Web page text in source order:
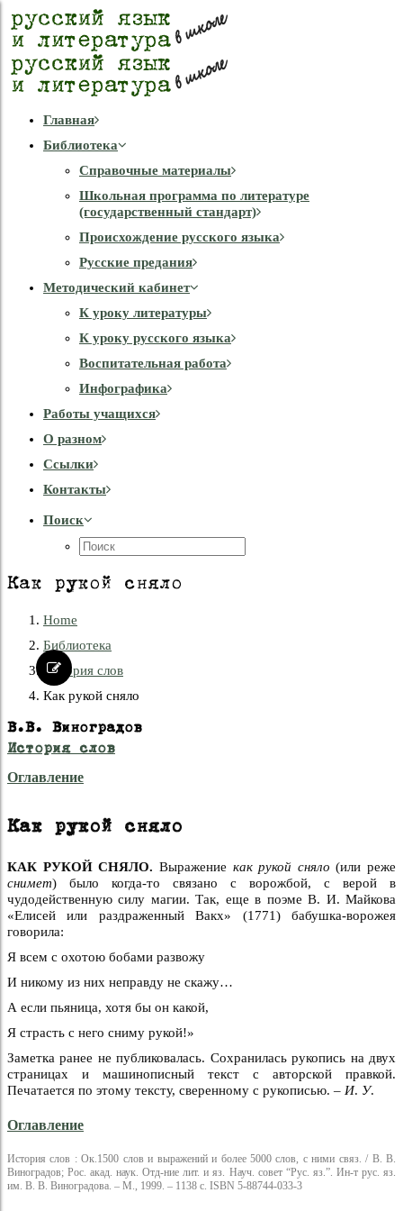
Главная
Библиотека
Справочные материалы
Школьная программа по литературе
(государственный стандарт)
Происхождение русского языка
Русские предания
Методический кабинет
К уроку литературы
К уроку русского языка
Воспитательная работа
Инфографика
Работы учащихся
О разном
Cсылки
Контакты
Поиск
Как рукой сняло
Home
Библиотека
История слов
Как рукой сняло
В.В. Виноградов
История слов
Оглавление
Как рукой сняло
КАК РУКОЙ СНЯЛО. Выражение как рукой сняло (или реже
снимет) было когда-то связано с ворожбой, с верой в
чудодейственную силу магии. Так, еще в поэме В. И. Майкова
«Елисей или раздраженный Вакх» (1771) бабушка-ворожея
говорила:
Я всем с охотою бобами развожу
И никому из них неправду не скажу…
А если пьяница, хотя бы он какой,
Я страсть с него сниму рукой!»
Заметка ранее не публиковалась. Сохранилась рукопись на двух
страницах и машинописный текст с авторской правкой.
Печатается по этому тексту, сверенному с рукописью. – И. У.
Оглавление
История слов : Ок.1500 слов и выражений и более 5000 слов, с ними связ. / В. В.
Виноградов; Рос. акад. наук. Отд-ние лит. и яз. Науч. совет “Рус. яз.”. Ин-т рус. яз.
им. В. В. Виноградова. – М., 1999. – 1138 с. ISBN 5-88744-033-3